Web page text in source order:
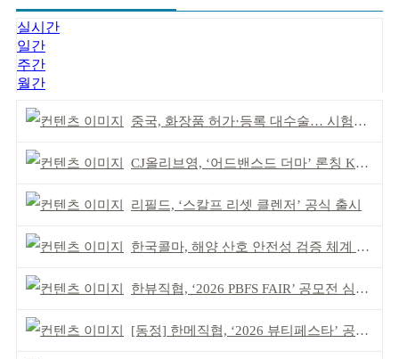
실시간
일간
주간
월간
중국, 화장품 허가·등록 대수술… 시험자료 공용 허용
CJ올리브영, ‘어드밴스드 더마’ 론칭 K더마 육성 박차
리필드, ‘스칼프 리셋 클렌저’ 공식 출시
한국콜마, 해양 산호 안전성 검증 체계 구축
한뷰직협, ‘2026 PBFS FAIR’ 공모전 심사 성료
[동정] 한메직협, ‘2026 뷰티페스타’ 공동 주최